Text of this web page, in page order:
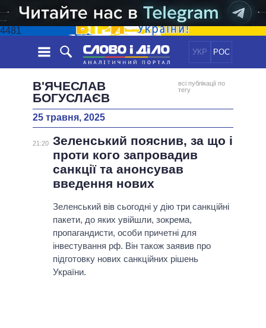
4481
УКР РОС
СТРІЧКА
ПОДІЇ
СТАТТІ
ДУМКИ
ОГЛЯДИ
ПОЛІТИКА
ЕКОНОМІКА
СУСПІЛЬСТВО
СВІТ
ОБIЦЯНКИ
ПОЛIТИКИ
УСІ ПОЛІТИКИ
ПРЕЗИДЕНТ І ОФІС
КАБІНЕТ МІНІСТРІВ
ГОЛОВИ ОБЛАДМІНІСТРАЦІЙ
МЕРИ МІСТ
ВСІ ПЕРСОНИ
ІНФОГРАФІКА
ВІДЕО
ПІДТРИМАТИ
ПОРІВНЯННЯ ПОЛІТИКІВ
В'ЯЧЕСЛАВ
БОГУСЛАЄВ
всі публікації по
тегу
25 травня, 2025
21:20 Зеленський пояснив, за що і
проти кого запровадив
санкції та анонсував
введення нових
Зеленський вів сьогодні у дію три санкційні
пакети, до яких увійшли, зокрема,
пропагандисти, особи причетні для
інвестування рф. Він також заявив про
підготовку нових санкційних рішень
України.